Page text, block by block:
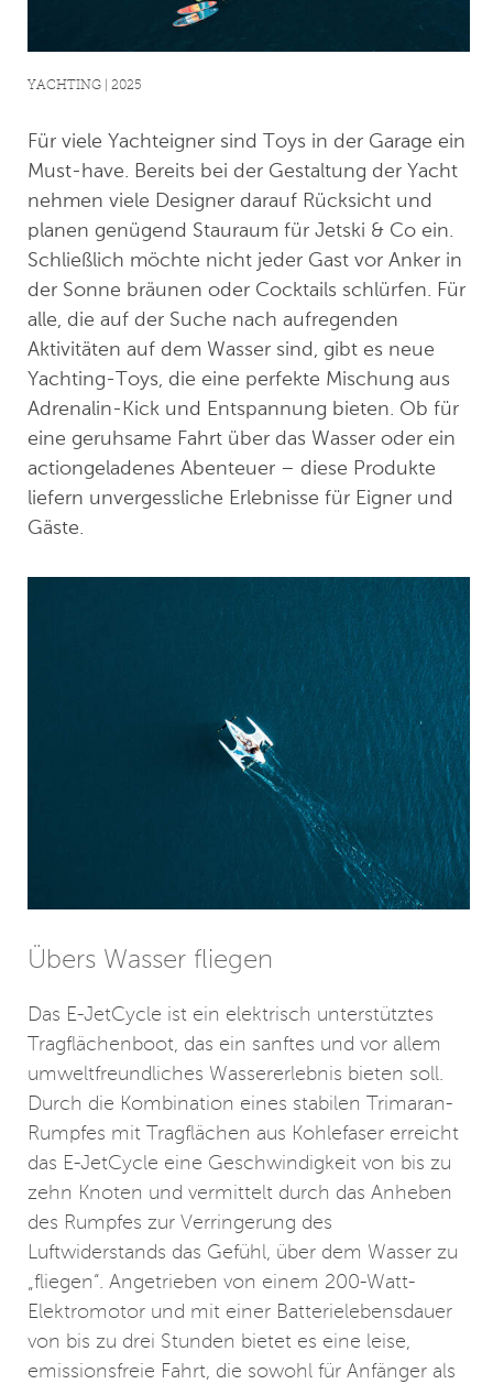
YACHTING | 2025
Für viele Yachteigner sind Toys in der Garage ein
Must-have. Bereits bei der Gestaltung der Yacht
nehmen viele Designer darauf Rücksicht und
planen genügend Stauraum für Jetski & Co ein.
Schließlich möchte nicht jeder Gast vor Anker in
der Sonne bräunen oder Cocktails schlürfen. Für
alle, die auf der Suche nach aufregenden
Aktivitäten auf dem Wasser sind, gibt es neue
Yachting-Toys, die eine perfekte Mischung aus
Adrenalin-Kick und Entspannung bieten. Ob für
eine geruhsame Fahrt über das Wasser oder ein
actiongeladenes Abenteuer – diese Produkte
liefern unvergessliche Erlebnisse für Eigner und
Gäste.
Übers Wasser fliegen
Das E-JetCycle ist ein elektrisch unterstütztes
Tragflächenboot, das ein sanftes und vor allem
umweltfreundliches Wassererlebnis bieten soll.
Durch die Kombination eines stabilen Trimaran-
Rumpfes mit Tragflächen aus Kohlefaser erreicht
das E-JetCycle eine Geschwindigkeit von bis zu
zehn Knoten und vermittelt durch das Anheben
des Rumpfes zur Verringerung des
Luftwiderstands das Gefühl, über dem Wasser zu
„fliegen“. Angetrieben von einem 200-Watt-
Elektromotor und mit einer Batterielebensdauer
von bis zu drei Stunden bietet es eine leise,
emissionsfreie Fahrt, die sowohl für Anfänger als